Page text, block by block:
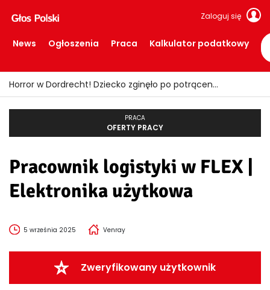
Zaloguj się
News Ogłoszenia Praca Kalkulator podatkowy
Horror w Dordrecht! Dziecko zginęło po potrąceniu przez busa
PRACA
OFERTY PRACY
Pracownik logistyki w FLEX |
Elektronika użytkowa
5 września 2025 Venray
Zweryfikowany użytkownik